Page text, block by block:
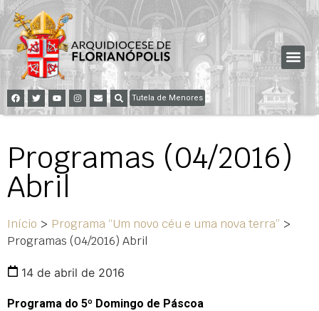
Tutela de Menores
Programas (04/2016)
Abril
Início > Programa “Um novo céu e uma nova terra” >
Programas (04/2016) Abril
14 de abril de 2016
Programa do 5º Domingo de Páscoa